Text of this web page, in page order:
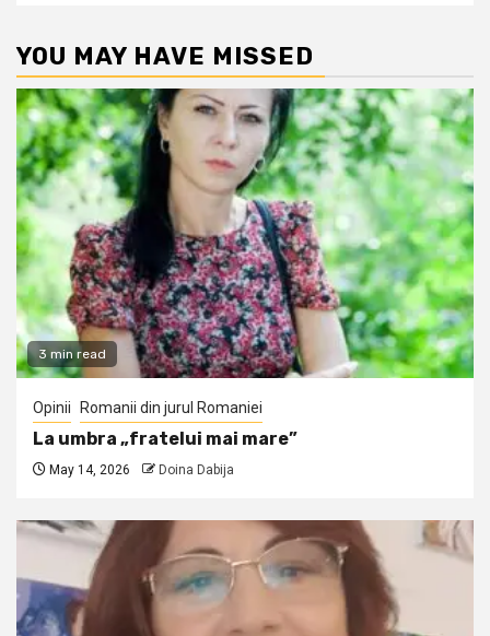
YOU MAY HAVE MISSED
3 min read
Opinii Romanii din jurul Romaniei
La umbra „fratelui mai mare”
May 14, 2026 Doina Dabija